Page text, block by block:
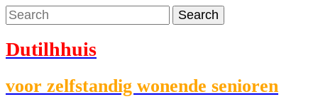
Dutilhhuis
voor zelfstandig wonende senioren